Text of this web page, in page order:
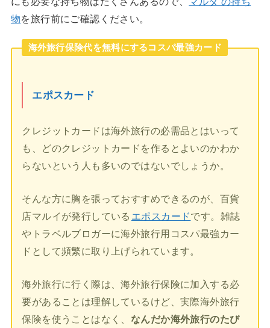
物を旅行前にご確認ください。
海外旅行保険代を無料にするコスパ最強カード
エポスカード
クレジットカードは海外旅行の必需品とはいって
も、どのクレジットカードを作るとよいのかわか
らないという人も多いのではないでしょうか。
そんな方に胸を張っておすすめできるのが、百貨
店マルイが発行している エポスカードです。雑誌
やトラベルブロガーに海外旅行用コスパ最強カー
ドとして頻繁に取り上げられています。
海外旅行に行く際は、海外旅行保険に加入する必
要があることは理解しているけど、実際海外旅行
保険を使うことはなく、 なんだか海外旅行のたび